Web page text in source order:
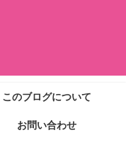
このブログについて
お問い合わせ